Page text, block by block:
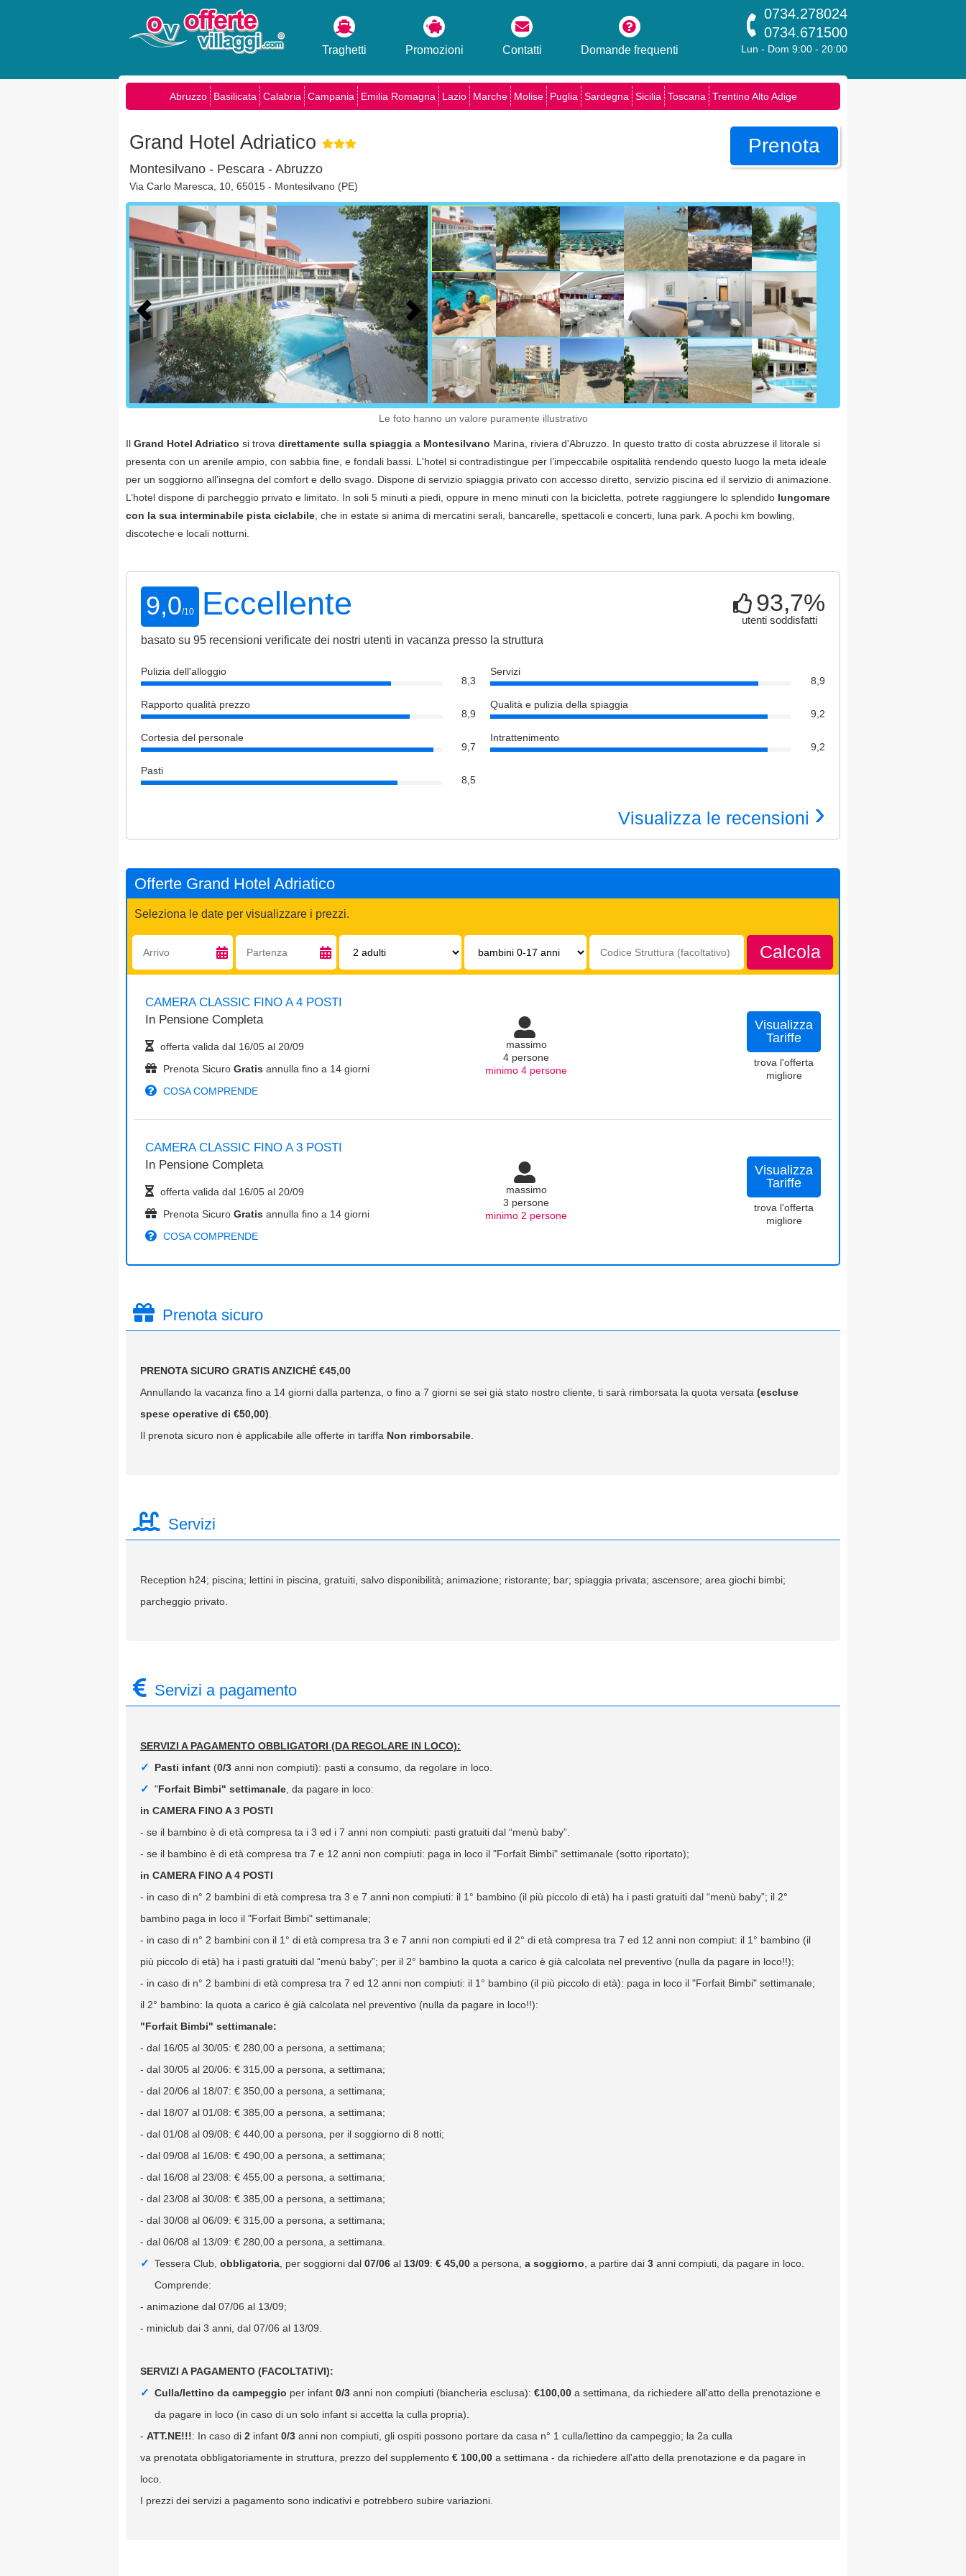
Traghetti Promozioni Contatti Domande frequenti
0734.278024
0734.671500
Lun - Dom 9:00 - 20:00
Abruzzo Basilicata Calabria Campania Emilia Romagna Lazio Marche Molise Puglia Sardegna Sicilia Toscana Trentino Alto Adige
Grand Hotel Adriatico
Montesilvano - Pescara - Abruzzo
Via Carlo Maresca, 10, 65015 - Montesilvano (PE)
Prenota
Le foto hanno un valore puramente illustrativo
Il Grand Hotel Adriatico si trova direttamente sulla spiaggia a Montesilvano Marina, riviera d'Abruzzo. In questo tratto di costa abruzzese il litorale si
presenta con un arenile ampio, con sabbia fine, e fondali bassi. L'hotel si contradistingue per l’impeccabile ospitalità rendendo questo luogo la meta ideale
per un soggiorno all’insegna del comfort e dello svago. Dispone di servizio spiaggia privato con accesso diretto, servizio piscina ed il servizio di animazione.
L’hotel dispone di parcheggio privato e limitato. In soli 5 minuti a piedi, oppure in meno minuti con la bicicletta, potrete raggiungere lo splendido lungomare
con la sua interminabile pista ciclabile , che in estate si anima di mercatini serali, bancarelle, spettacoli e concerti, luna park. A pochi km bowling,
discoteche e locali notturni.
9,0/10 Eccellente
basato su 95 recensioni verificate dei nostri utenti in vacanza presso la struttura
93,7%
utenti soddisfatti
Pulizia dell'alloggio
8,3
Rapporto qualità prezzo
8,9
Cortesia del personale
9,7
Pasti
8,5
Servizi
8,9
Qualità e pulizia della spiaggia
9,2
Intrattenimento
9,2
Visualizza le recensioni ›
Offerte Grand Hotel Adriatico
Seleziona le date per visualizzare i prezzi.
Arrivo: Partenza: Adulti:
Bambini
17
Codice
struttura:
Calcola
CAMERA CLASSIC FINO A 4 POSTI
In Pensione Completa
offerta valida dal 16/05 al 20/09
Prenota Sicuro Gratis annulla fino a 14 giorni
COSA COMPRENDE
massimo
4 persone
minimo 4 persone
Visualizza
Tariffe
trova l'offerta
migliore
CAMERA CLASSIC FINO A 3 POSTI
In Pensione Completa
offerta valida dal 16/05 al 20/09
Prenota Sicuro Gratis annulla fino a 14 giorni
COSA COMPRENDE
massimo
3 persone
minimo 2 persone
Visualizza
Tariffe
trova l'offerta
migliore
Prenota sicuro
PRENOTA SICURO GRATIS ANZICHÉ €45,00
Annullando la vacanza fino a 14 giorni dalla partenza, o fino a 7 giorni se sei già stato nostro cliente, ti sarà rimborsata la quota versata (escluse
spese operative di €50,00)
Il prenota sicuro non è applicabile alle offerte in tariffa Non rimborsabile
Servizi
Reception h24; piscina; lettini in piscina, gratuiti, salvo disponibilità; animazione; ristorante; bar; spiaggia privata; ascensore; area giochi bimbi;
parcheggio privato.
Servizi a pagamento
SERVIZI A PAGAMENTO OBBLIGATORI (DA REGOLARE IN LOCO):
Pasti infant (0/3 anni non compiuti): pasti a consumo, da regolare in loco.
"Forfait Bimbi" settimanale , da pagare in loco:
in CAMERA FINO A 3 POSTI
- se il bambino è di età compresa ta i 3 ed i 7 anni non compiuti: pasti gratuiti dal “menù baby”.
- se il bambino è di età compresa tra 7 e 12 anni non compiuti: paga in loco il "Forfait Bimbi" settimanale (sotto riportato);
in CAMERA FINO A 4 POSTI
- in caso di n° 2 bambini di età compresa tra 3 e 7 anni non compiuti: il 1° bambino (il più piccolo di età) ha i pasti gratuiti dal “menù baby”; il 2°
bambino paga in loco il "Forfait Bimbi" settimanale;
- in caso di n° 2 bambini con il 1° di età compresa tra 3 e 7 anni non compiuti ed il 2° di età compresa tra 7 ed 12 anni non compiut: il 1° bambino (il
più piccolo di età) ha i pasti gratuiti dal “menù baby”; per il 2° bambino la quota a carico è già calcolata nel preventivo (nulla da pagare in loco!!);
- in caso di n° 2 bambini di età compresa tra 7 ed 12 anni non compiuti: il 1° bambino (il più piccolo di età): paga in loco il "Forfait Bimbi" settimanale;
il 2° bambino: la quota a carico è già calcolata nel preventivo (nulla da pagare in loco!!):
"Forfait Bimbi" settimanale:
- dal 16/05 al 30/05: € 280,00 a persona, a settimana;
- dal 30/05 al 20/06: € 315,00 a persona, a settimana;
- dal 20/06 al 18/07: € 350,00 a persona, a settimana;
- dal 18/07 al 01/08: € 385,00 a persona, a settimana;
- dal 01/08 al 09/08: € 440,00 a persona, per il soggiorno di 8 notti;
- dal 09/08 al 16/08: € 490,00 a persona, a settimana;
- dal 16/08 al 23/08: € 455,00 a persona, a settimana;
- dal 23/08 al 30/08: € 385,00 a persona, a settimana;
- dal 30/08 al 06/09: € 315,00 a persona, a settimana;
- dal 06/08 al 13/09: € 280,00 a persona, a settimana.
Tessera Club, obbligatoria , per soggiorni dal 07/06 al 13/09: € 45,00 a persona, a soggiorno , a partire dai 3 anni compiuti, da pagare in loco.
Comprende:
- animazione dal 07/06 al 13/09;
- miniclub dai 3 anni, dal 07/06 al 13/09.
SERVIZI A PAGAMENTO (FACOLTATIVI):
Culla/lettino da campeggio per infant 0/3 anni non compiuti (biancheria esclusa): €100,00 a settimana, da richiedere all'atto della prenotazione e
da pagare in loco (in caso di un solo infant si accetta la culla propria).
- ATT.NE!!!: In caso di 2 infant 0/3 anni non compiuti, gli ospiti possono portare da casa n° 1 culla/lettino da campeggio; la 2a culla
va prenotata obbligatoriamente in struttura, prezzo del supplemento € 100,00 a settimana - da richiedere all'atto della prenotazione e da pagare in
loco.
I prezzi dei servizi a pagamento sono indicativi e potrebbero subire variazioni.